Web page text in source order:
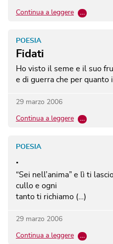
Continua a leggere …
Fidati
POESIA
Ho visto il seme e il suo
e di guerra che per quanto
29 marzo 2006
Continua a leggere …
.
POESIA
“Sei nell’anima” e lì ti
cullo e ogni
tanto ti richiamo (…)
29 marzo 2006
Continua a leggere …